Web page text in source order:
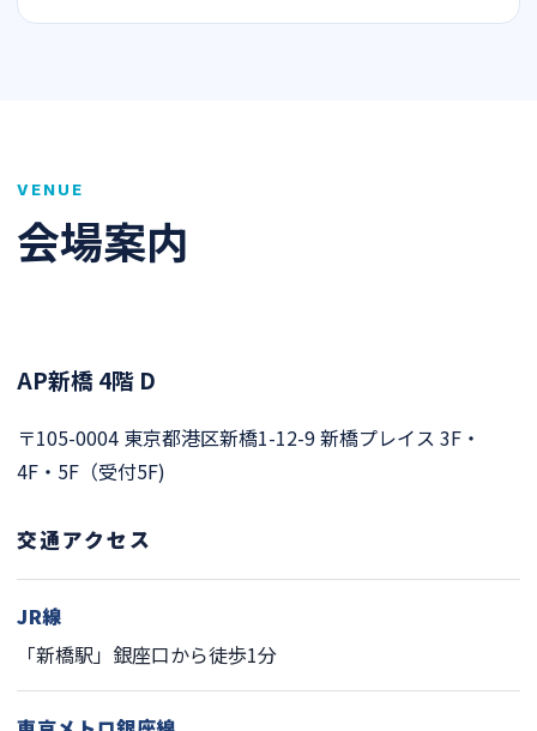
VENUE
会場案内
AP新橋 4階 D
〒105-0004 東京都港区新橋1-12-9 新橋プレイス 3F・
4F・5F（受付5F)
交通アクセス
JR線
「新橋駅」銀座口から徒歩1分